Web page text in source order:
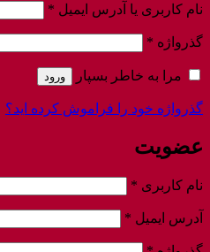
نام کاربری یا آدرس ایمیل *
گذرواژه *
مرا به خاطر بسپار ورود
گذرواژه خود را فراموش کرده اید؟
عضویت
نام کاربری *
آدرس ایمیل *